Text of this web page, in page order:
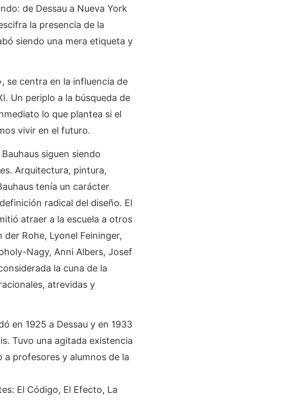
de Dessau a Nueva York
la presencia de la
siendo una mera etiqueta y
se centra en la influencia de
Un periplo a la búsqueda de
lo que plantea si el
vivir en el futuro.
siguen siendo
Arquitectura, pintura,
tenía un carácter
radical del diseño. El
atraer a la escuela a otros
Rohe, Lyonel Feininger,
Nagy, Anni Albers, Josef
la cuna de la
atrevidas y
en 1925 a Dessau y en 1933
Tuvo una agitada existencia
a profesores y alumnos de la
El Código, El Efecto, La